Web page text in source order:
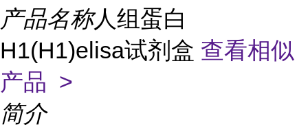
产品名称人组蛋白
H1(H1)elisa试剂盒 查看相似
产品 >
简介